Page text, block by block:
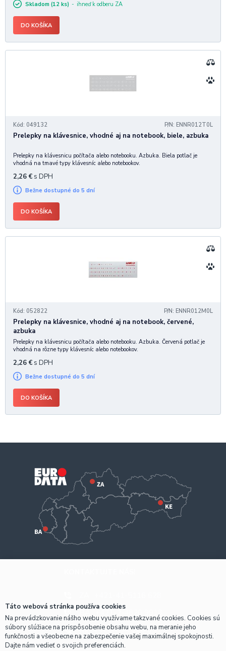
Skladom (12 ks) ihneď k odberu ZA
DO KOŠÍKA
Kód: 049132 P/N: ENNR012T0L
Prelepky na klávesnice, vhodné aj na notebook, biele, azbuka
Prelepky na klávesnicu počítača alebo notebooku. Azbuka. Biela potlač je
vhodná na tmavé typy klávesníc alebo notebookov.
2,26 € s DPH
Bežne dostupné do 5 dní
DO KOŠÍKA
Kód: 052822 P/N: ENNR012M0L
Prelepky na klávesnice, vhodné aj na notebook, červené,
azbuka
Prelepky na klávesnicu počítača alebo notebooku. Azbuka. Červená potlač je
vhodná na rôzne typy klávesníc alebo notebookov.
2,26 € s DPH
Bežne dostupné do 5 dní
DO KOŠÍKA
+421-2-4820 9918
KE +421-55-7289 653
Táto webová stránka používa cookies
Na prevádzkovanie nášho webu využívame takzvané cookies. Cookies sú
súbory slúžiace na prispôsobenie obsahu webu, na meranie jeho
funkčnosti a všeobecne na zabezpečenie vašej maximálnej spokojnosti.
Dajte nám vedieť o svojich preferenciách.